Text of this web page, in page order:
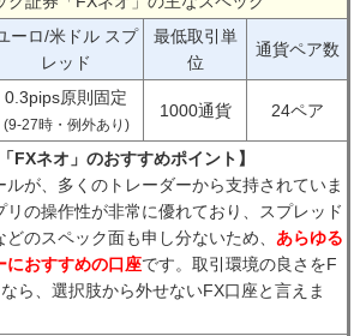
ーロ/米ドル スプ
レッド
最低取引単
位
通貨ペア数
0.3pips原則固定
(9-27時・例外あり)
1000通貨 24ペア
FXネオ」のおすすめポイント】
が、多くのトレーダーから支持されていま
の操作性が非常に優れており、スプレッド
のスペック面も申し分ないため、 あらゆる
におすすめの口座です。取引環境の良さをF
ら、選択肢から外せないFX口座と言えま